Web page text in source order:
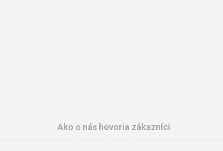
Ako o nás hovoria zákazníci